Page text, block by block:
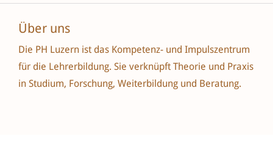
Über uns
Die PH Luzern ist das Kompetenz- und Impulszentrum
für die Lehrerbildung. Sie verknüpft Theorie und Praxis
in Studium, Forschung, Weiterbildung und Beratung.